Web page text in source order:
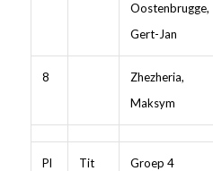
Oostenbrugge,
Gert-Jan
8
Zhezheria,
Maksym
Pl Tit Groep 4